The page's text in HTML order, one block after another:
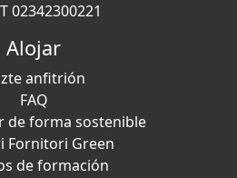
02342300221
Alojar
anfitrión
FAQ
de forma sostenible
Fornitori Green
de formación